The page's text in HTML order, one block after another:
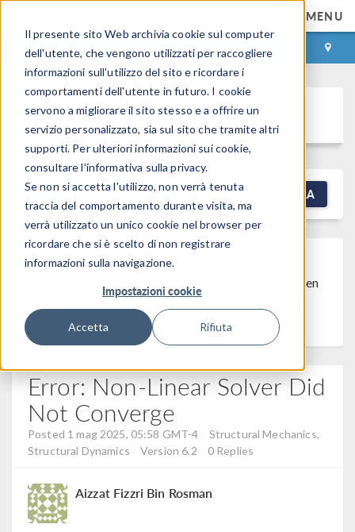
Il presente sito Web archivia cookie sul computer
dell'utente, che vengono utilizzati per raccogliere
informazioni sull'utilizzo del sito e ricordare i
comportamenti dell'utente in futuro. I cookie
servono a migliorare il sito stesso e a offrire un
servizio personalizzato, sia sul sito che tramite altri
supporti. Per ulteriori informazioni sui cookie,
consultare l'informativa sulla privacy.
Se non si accetta l'utilizzo, non verrà tenuta
traccia del comportamento durante visita, ma
verrà utilizzato un unico cookie nel browser per
ricordare che si è scelto di non registrare
informazioni sulla navigazione.
Impostazioni cookie
Accetta Rifiuta
MENU
ACCEDI CONTACT
Discussion Forum
NEW DISCUSSION FILTRA
Discussion Closed
created more than 6 months ago and has been
closed. To start a new discussion with a link
back to this one,
click here
Error: Non-Linear Solver Did
Not Converge
Posted 1 mag 2025, 05:58 GMT-4
Structural Mechanics,
Structural Dynamics
Version 6.2 0 Replies
Aizzat Fizzri Bin Rosman